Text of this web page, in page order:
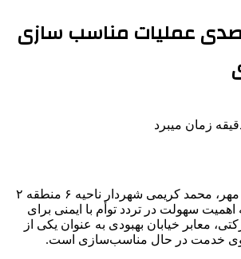
۹۰ درصدی عملیات مناسب سازی
به گزارش خبرگزاری مهر، محمد کریمی شهردار ناحیه ۶ منطقه ۲
سهولت در تردد توأم با ایمنی برای
معابر خیابان بهبودی به عنوان یکی از
خدمت در حال مناسب‌سازی است.